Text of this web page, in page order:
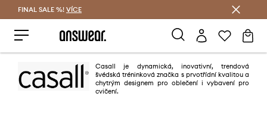
FINAL SALE %! VÍCE
Casall je dynamická, inovativní, trendová
švédská tréninková značka s prvotřídní kvalitou a
chytrým designem pro oblečení i vybavení pro
cvičení.